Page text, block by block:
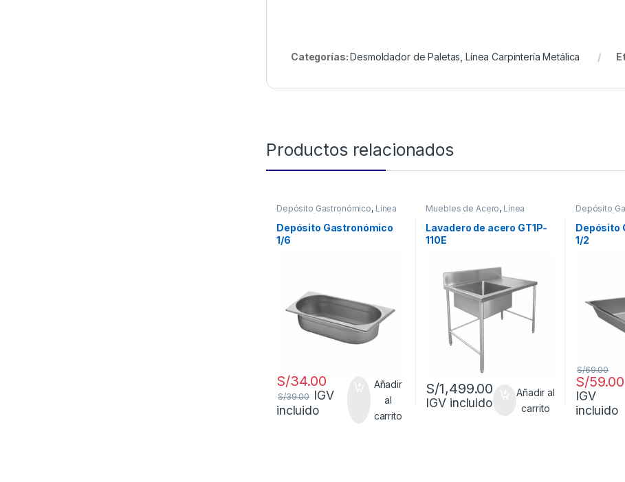
Categorías: Desmoldador de Paletas, Línea Carpintería Metálica
Productos relacionados
Depósito Gastronómico, Línea
Carpintería Metálica
Depósito Gastronómico
1/6
S/34.00
S/39.00 IGV
incluido
Añadir
al
carrito
Muebles de Acero, Línea
Carpintería Metálica
Lavadero de acero GT1P-
110E
S/1,499.00
IGV incluido
Añadir al
carrito
Depósito
Carpintería
Depósito
1/2
S/59.00
S/69.00
IGV
incluido